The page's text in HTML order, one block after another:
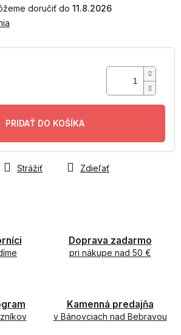
11.8.2026
PRIDAŤ DO KOŠÍKA
Doprava zadarmo
pri nákupe nad 50 €
Kamenná predajňa
v Bánovciach nad Bebravou
Strážiť Zdieľať